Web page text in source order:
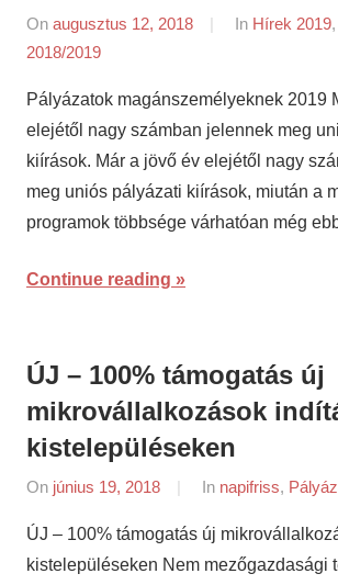
On augusztus 12, 2018
By
In Hírek 2019,
2018/2019
Pályázatok magánszemélyeknek 2019
elejétől nagy számban jelennek meg
kiírások. Már a jövő év elejétől nagy
meg uniós pályázati kiírások, miután a
programok többsége várhatóan még
Continue reading
ÚJ – 100% támogatás új
mikrovállalkozások
kistelepüléseken
On június 19, 2018
By
In napifriss,
ÚJ – 100% támogatás új
kistelepüléseken Nem mezőgazdasági